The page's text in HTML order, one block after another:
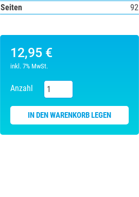
Seiten
92
12,95 €
inkl. 7% MwSt.
Anzahl